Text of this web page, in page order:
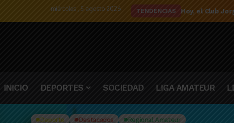
miércoles , 5 agosto 2026 TENDENCIAS El detalle de la
INICIO DEPORTES SOCIEDAD LIGA AMATEUR
Deporte Destacados Regional Amateur